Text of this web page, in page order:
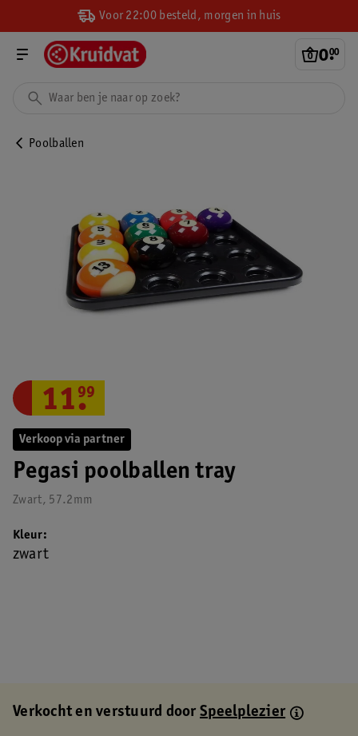
Voor 22:00 besteld, morgen in huis
0.
00
Poolballen
Verkoop via partner
Pegasi poolballen tray
Zwart, 57.2mm
11.
99
Kleur
zwart
Verkocht en verstuurd doorSpeelplezier